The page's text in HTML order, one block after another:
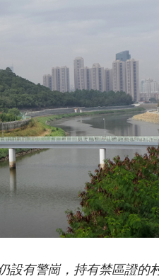
設有警崗，持有禁區證的